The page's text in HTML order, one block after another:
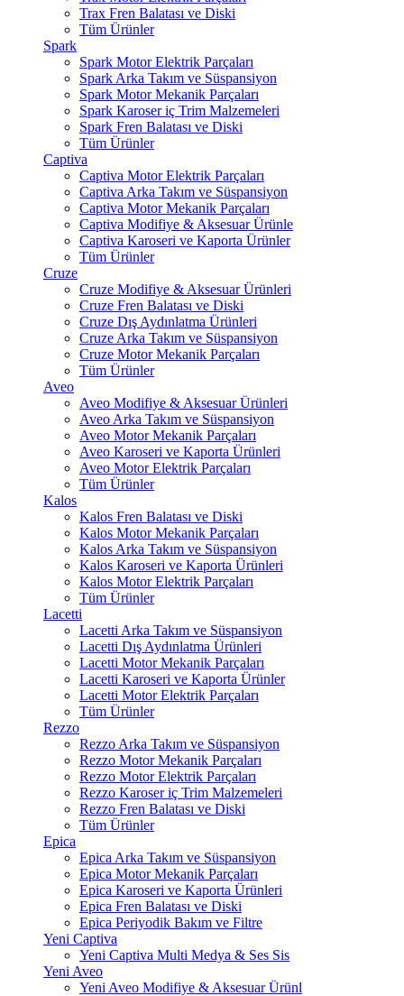
Trax Fren Balatası ve Diski
Tüm Ürünler
Spark
Spark Motor Elektrik Parçaları
Spark Arka Takım ve Süspansiyon
Spark Motor Mekanik Parçaları
Spark Karoser iç Trim Malzemeleri
Spark Fren Balatası ve Diski
Tüm Ürünler
Captiva
Captiva Motor Elektrik Parçaları
Captiva Arka Takım ve Süspansiyon
Captiva Motor Mekanik Parçaları
Captiva Modifiye & Aksesuar Ürünle
Captiva Karoseri ve Kaporta Ürünler
Tüm Ürünler
Cruze
Cruze Modifiye & Aksesuar Ürünleri
Cruze Fren Balatası ve Diski
Cruze Dış Aydınlatma Ürünleri
Cruze Arka Takım ve Süspansiyon
Cruze Motor Mekanik Parçaları
Tüm Ürünler
Aveo
Aveo Modifiye & Aksesuar Ürünleri
Aveo Arka Takım ve Süspansiyon
Aveo Motor Mekanik Parçaları
Aveo Karoseri ve Kaporta Ürünleri
Aveo Motor Elektrik Parçaları
Tüm Ürünler
Kalos
Kalos Fren Balatası ve Diski
Kalos Motor Mekanik Parçaları
Kalos Arka Takım ve Süspansiyon
Kalos Karoseri ve Kaporta Ürünleri
Kalos Motor Elektrik Parçaları
Tüm Ürünler
Lacetti
Lacetti Arka Takım ve Süspansiyon
Lacetti Dış Aydınlatma Ürünleri
Lacetti Motor Mekanik Parçaları
Lacetti Karoseri ve Kaporta Ürünler
Lacetti Motor Elektrik Parçaları
Tüm Ürünler
Rezzo
Rezzo Arka Takım ve Süspansiyon
Rezzo Motor Mekanik Parçaları
Rezzo Motor Elektrik Parçaları
Rezzo Karoser iç Trim Malzemeleri
Rezzo Fren Balatası ve Diski
Tüm Ürünler
Epica
Epica Arka Takım ve Süspansiyon
Epica Motor Mekanik Parçaları
Epica Karoseri ve Kaporta Ürünleri
Epica Fren Balatası ve Diski
Epica Periyodik Bakım ve Filtre
Yeni Captiva
Yeni Captiva Multi Medya & Ses Sis
Yeni Aveo
Yeni Aveo Modifiye & Aksesuar Ürünl